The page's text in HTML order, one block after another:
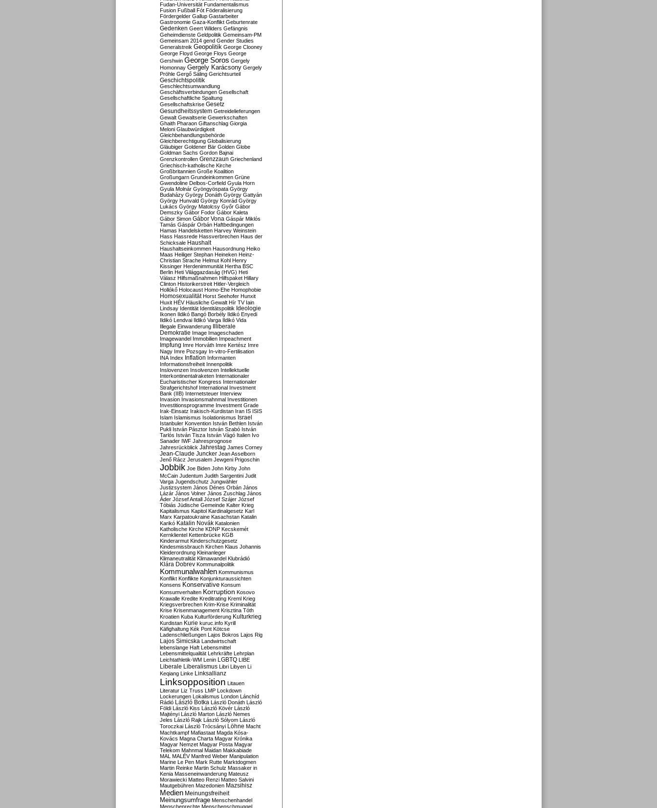
Fudan-Universität Fundamentalismus
Fusion Fußball Fót Föderalisierung
Fördergelder Gallup Gastarbeiter
Gastronomie Gaza-Konflikt Geburtenrate
Gedenken Geert Wilders Gefängnis
Geheimdienste Geldpolitik Gemeinsam-PM
Gemeinsam 2014 gend Gender Studies
Generalstreik Geopolitik George Clooney
George Floyd George Floys George
Gershwin George Soros Gergely
Homonnay Gergely Karácsony Gergely
Pröhle Gergő Sáling Gerichtsurteil
Geschichtspolitik
Geschlechtsumwandlung
Geschäftsverbindungen Gesellschaft
Gesellschaftliche Spaltung
Gesellschaftskrise Gesetz
Gesundheitssystem Getreidelieferungen
Gewalt Gewaltserie Gewerkschaften
Ghaith Pharaon Giftanschlag Giorgia
Meloni Glaubwürdigkeit
Gleichbehandlungsbehörde
Gleichberechtigung Globalisierung
Gläubiger Goldener Bär Golden Globe
Goldman Sachs Gordon Bajnai
Grenzkontrollen Grenzzaun Griechenland
Griechisch-katholische Kirche
Großbritannien Große Koalition
Großungarn Grundeinkommen Grüne
Gwendoline Delbos-Corfield Gyula Horn
Gyula Molnár Gyöngyöspata György
Budaházy György Donáth György Gattyán
György Hunvald György Konrád György
Lukács György Matolcsy Győr Gábor
Demszky Gábor Fodor Gábor Kaleta
Gábor Simon Gábor Vona Gáspár Miklós
Tamás Gáspár Orbán Haftbedingungen
Hamas Handelsketten Harvey Weinstein
Hass Hassrede Hassverbrechen Haus der
Schicksale Haushalt
Haushaltseinkommen Hausordnung Heiko
Maas Heiliger Stephan Heineken Heinz-
Christian Strache Helmut Kohl Henry
Kissinger Herdenimmunität Hertha BSC
Berlin Heti Világgazdaság (HVG) Heti
Válasz Hilfsmaßnahmen Hilfspaket Hillary
Clinton Historikerstreit Hitler-Vergleich
Hollókő Holocaust Homo-Ehe Homophobie
Homosexualität Horst Seehofer Hunxit
Huxit HÉV Häusliche Gewalt Hír TV Iain
Lindsay Identität Identitätspolitik Ideologie
Ikonen Ildikó Bangó Borbély Ildikó Enyedi
Ildikó Lendvai Ildikó Varga Ildikó Vida
Illegale Einwanderung Illiberale
Demokratie Image Imageschaden
Imagewandel Immobilien Impeachment
Impfung Imre Horváth Imre Kertész Imre
Nagy Imre Pozsgay In-vitro-Fertilisation
INA Index Inflation Informanten
Informationsfreiheit Innenpolitik
Inslovenzen Insolvenzen Intellektuelle
Interkontinentalraketen Internationaler
Eucharistischer Kongress Internationaler
Strafgerichtshof International Investment
Bank (IIB) Internetsteuer Interview
Invasion Invasionsmahnmal Investitionen
Investitionsprogramme Investment Grade
Irak-Einsatz Irakisch-Kurdistan Iran IS ISIS
Islam Islamismus Isolationismus Israel
Istanbuler Konvention István Bethlen István
Pukli István Pásztor István Szabó István
Tarlós István Tisza István Vágó Italien Ivo
Sanader IWF Jahresprognose
Jahresrückblick Jahrestag James Corney
Jean-Claude Juncker Jean Asselborn
Jenő Rácz Jerusalem Jewgeni Prigoschin
Jobbik Joe Biden John Kirby John
McCain Judentum Judith Sargentini Judit
Varga Jugendschutz Jungwähler
Justizsystem János Dénes Orbán János
Lázár János Volner János Zuschlag János
Áder József Antall József Szájer József
Tóbiás Jüdische Gemeinde Kalter Krieg
Kapitalismus Kapitol Kardinalgesetz Karl
Marx Karpatoukraine Kasachstan Katalin
Karikó Katalin Novák Katalonien
Katholische Kirche KDNP Kecskemét
Kernklientel Kettenbrücke KGB
Kinderarmut Kinderschutzgesetz
Kindesmissbrauch Kirchen Klaus Johannis
Kleiderordnung Kleinanleger
Klimaneutralität Klimawandel Klubrádió
Klára Dobrev Kommunalpolitik
Kommunalwahlen Kommunismus
Konflikt Konflikte Konjunkturaussichten
Konsens Konservative Konsum
Konsumverhalten Korruption Kosovo
Krawalle Kredite Kreditrating Kreml Krieg
Kriegsverbrechen Krim-Krise Kriminalität
Krise Krisenmanagement Krisztina Tóth
Kroatien Kuba Kulturförderung Kulturkrieg
Kurdistan Kurie kuruc.info Kyrill
Käfighaltung Kék Pont Kötcse
Ladenschließungen Lajos Bokros Lajos Rig
Lajos Simicska Landwirtschaft
lebenslange Haft Lebensmittel
Lebensmittelqualität Lehrkräfte Lehrplan
Leichtathletik-WM Lenin LGBTQ LIBE
Liberale Liberalismus Libri Libyen Li
Keqiang Linke Linksallianz
Linksopposition Litauen
Literatur Liz Truss LMP Lockdown
Lockerungen Lokalismus London Lánchíd
Rádió
László Botka László Donáth László
Földi László Kiss László Kövér László
Majtényi László Marton László Nemes
Jeles László Rajk László Sólyom László
Toroczkai László Trócsányi Löhne Macht
Machtkampf Mafiastaat Magda Kósa-
Kovács Magna Charta Magyar Krónika
Magyar Nemzet Magyar Posta Magyar
Telekom Mahnmal Maidan Makkabiade
MAL MALÉV Manfred Weber Manipulation
Marine Le Pen Mark Rutte Marktdogmen
Martin Reinke Martin Schulz Massaker in
Kenia Masseneinwanderung Mateusz
Morawiecki Matteo Renzi Matteo Salvini
Mautgebühren Mazedonien Mazsihisz
Medien Meinungsfreiheit
Meinungsumfrage Menschenhandel
Menschenrechte Menschenschmuggel